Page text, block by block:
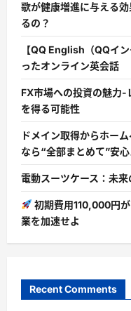
歌が健康増進に与える
るの？
【QQ English（QQイ
ったオンライン英会話
FX市場への投資の魅力-
を得る可能性
ドメイン取得からホー
なら“全部まとめて”安
電動スーツケース：未
初期費用110,000円
業を加速せよ
Recent Comments